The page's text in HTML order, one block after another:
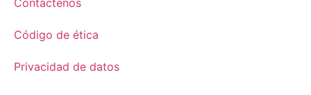
Código de ética
Privacidad de datos